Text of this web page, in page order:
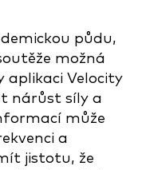
půdu,
možná
aplikaci Velocity
nárůst síly a
může
a
jistotu, že